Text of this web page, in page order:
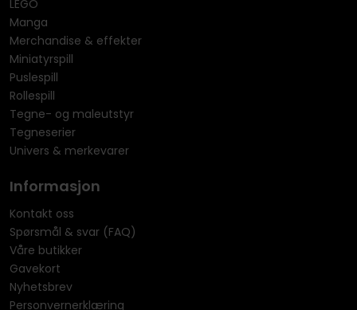
LEGO
Manga
Merchandise & effekter
Miniatyrspill
Puslespill
Rollespill
Tegne- og maleutstyr
Tegneserier
Univers & merkevarer
Informasjon
Kontakt oss
Spørsmål & svar (FAQ)
Våre butikker
Gavekort
Nyhetsbrev
Personvernerklæring